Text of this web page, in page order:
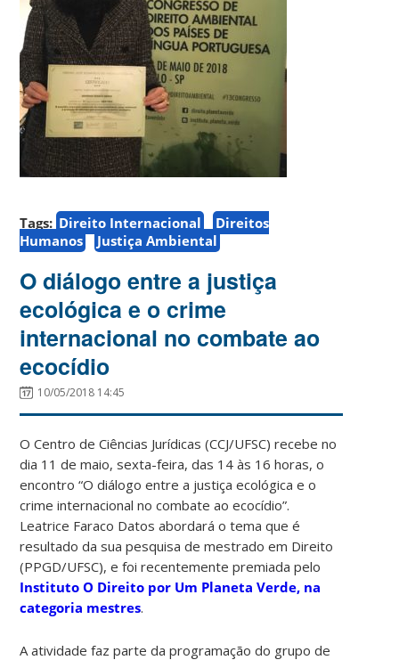
Tags: Direito Internacional
Direitos
Humanos
Justiça Ambiental
O diálogo entre a justiça
ecológica e o crime
internacional no combate ao
ecocídio
10/05/2018 14:45
O Centro de Ciências Jurídicas (CCJ/UFSC) recebe no
dia 11 de maio, sexta-feira, das 14 às 16 horas, o
encontro “O diálogo entre a justiça ecológica e o
crime internacional no combate ao ecocídio”.
Leatrice Faraco Datos abordará o tema que é
resultado da sua pesquisa de mestrado em Direito
(PPGD/UFSC), e foi recentemente premiada pelo
Instituto O Direito por Um Planeta Verde, na
categoria mestres.
A atividade faz parte da programação do grupo de